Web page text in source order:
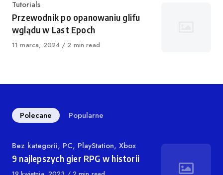
Kategoria
Tutorials
Przewodnik po opanowaniu glifu
wglądu w Last Epoch
Opublikowano
11 marca, 2024 2 min read
Polecane Popularne
Kategoria
Bez kategorii, PC, PlayStation, Xbox
9 najlepszych gier RPG w historii